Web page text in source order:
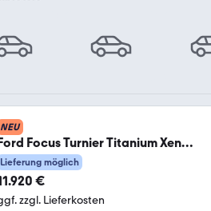
NEU
Ford Focus Turnier Titanium Xenon
Sony ACC
Lieferung möglich
€
zzgl. Lieferkosten